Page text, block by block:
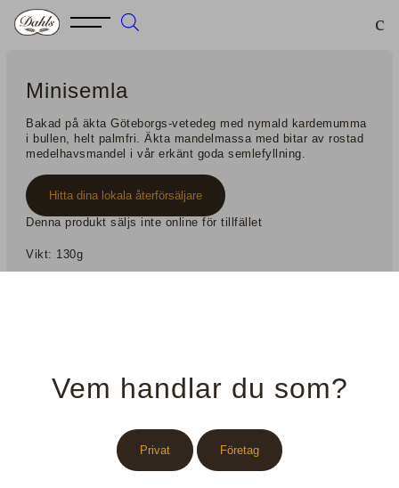
Minisemla
Bakad på äkta Göteborgs-vetedeg med nymald kardemumma
i bullen, helt palmfri. Äkta mandelmassa med bitar av rostad
medelhavsmandel i vår erkänt goda semlefyllning.
Hitta dina lokala återförsäljare
Denna produkt säljs inte online för tillfället
Vikt: 130g
Vem handlar du som?
Privat Företag